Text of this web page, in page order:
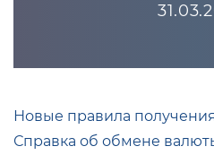
Новые правила
Справка об обмене